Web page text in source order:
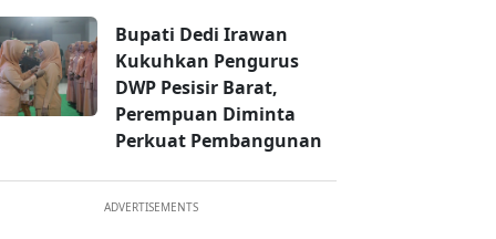
Bupati Dedi Irawan
Kukuhkan Pengurus
DWP Pesisir Barat,
Perempuan Diminta
Perkuat Pembangunan
ADVERTISEMENTS